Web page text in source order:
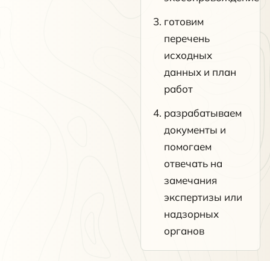
готовим
перечень
исходных
данных и план
работ
разрабатываем
документы и
помогаем
отвечать на
замечания
экспертизы или
надзорных
органов